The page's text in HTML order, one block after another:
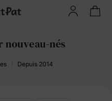
nouveau-nés
Depuis 2014